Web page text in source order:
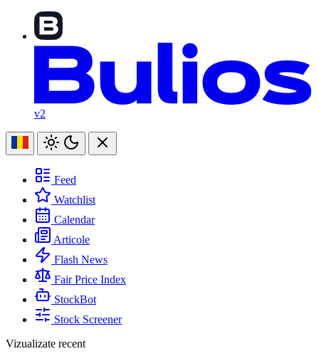
v2
Feed
Watchlist
Calendar
Articole
Flash News
Fair Price Index
StockBot
Stock Screener
Vizualizate recent